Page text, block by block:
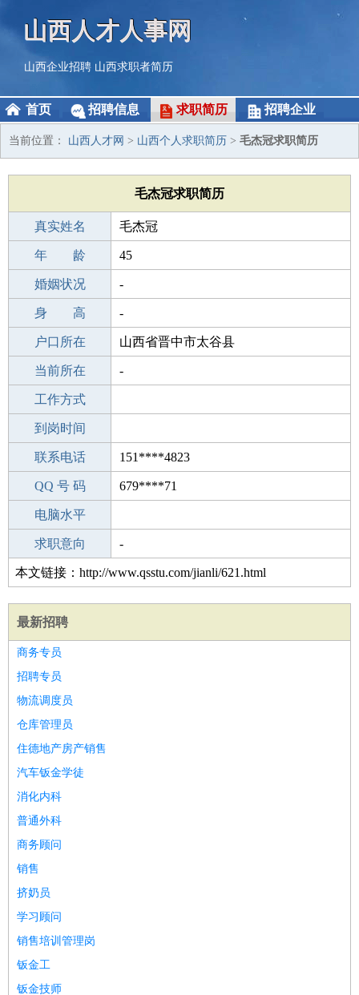
山西人才人事网
山西企业招聘 山西求职者简历
首页 招聘信息 求职简历 招聘企业
当前位置： 山西人才网 > 山西个人求职简历 > 毛杰冠求职简历
毛杰冠求职简历
真实姓名 毛杰冠
性 别 男
年 龄 45
出生年月 1981-02-06
婚姻状况 -
学 历 初中
身 高 -
毕业学校 鞍山达道湾学校
户口所在 山西省晋中市太谷县
所学专业 -
当前所在 -
工作经验
工作方式
驾 照
到岗时间
期望月薪
联系电话 151****4823
手机号码 151****4823
QQ 号 码 679****71
微信号码
电脑水平
外语水平
求职意向 -
本文链接：http://www.qsstu.com/jianli/621.html
最新招聘
商务专员
招聘专员
物流调度员
仓库管理员
住德地产房产销售
汽车钣金学徒
消化内科
普通外科
商务顾问
销售
挤奶员
学习顾问
销售培训管理岗
钣金工
钣金技师